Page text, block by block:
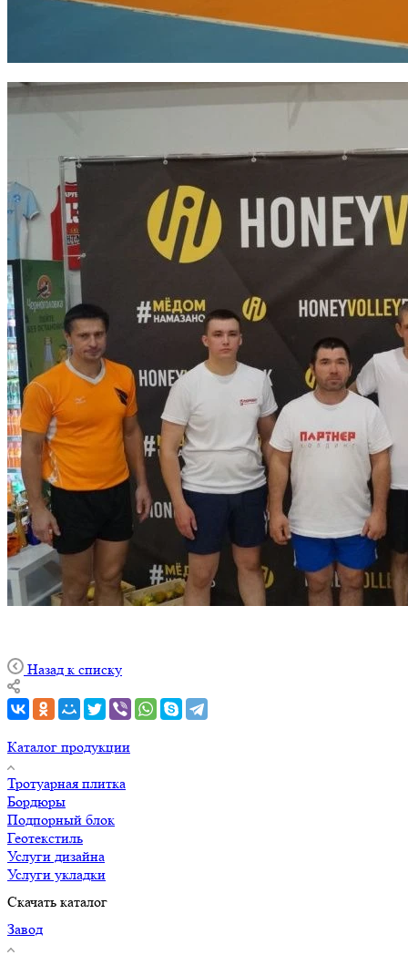
Назад к списку
Каталог продукции
Тротуарная плитка
Бордюры
Подпорный блок
Геотекстиль
Услуги дизайна
Услуги укладки
Скачать каталог
Завод